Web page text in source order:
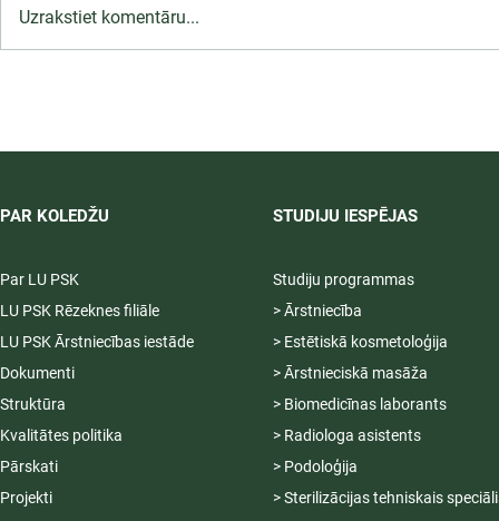
Uzrakstiet komentāru...
PAR KOLEDŽU
Par LU PSK
LU PSK Rēzeknes filiāle
LU PSK Ārstniecības iestāde
Dokumenti
Struktūra
Kvalitātes politika
Pārskati
Projekti
STUDIJU IESPĒJAS
Studiju programmas
> Ārstniecība
> Estētiskā kosmetoloģija
> Ārstnieciskā masāža
> Biomedicīnas laborants
> Radiologa asistents
> Podoloģija
> Sterilizācijas tehniskais